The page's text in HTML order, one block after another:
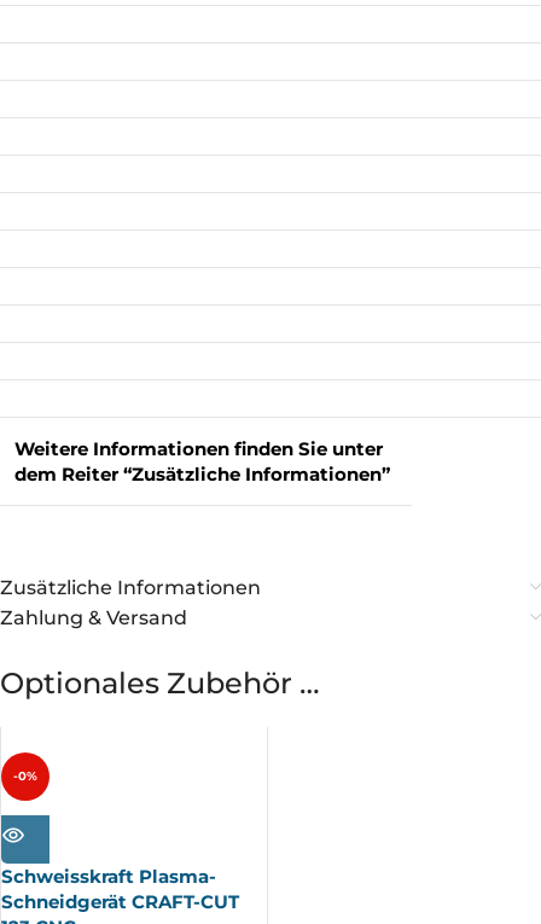
Weitere Informationen finden Sie unter
dem Reiter “Zusätzliche Informationen”
Zusätzliche Informationen
Zahlung & Versand
Optionales Zubehör …
-0%
AUSV
ERKA
Schweisskraft Plasma-
Schneidgerät CRAFT-CUT